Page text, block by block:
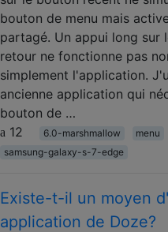
bouton de menu mais
partagé. Un appui long sur
retour ne fonctionne pas
simplement l'application.
ancienne application qui
bouton de …
12
6.0-marshmallow
menu
samsung-galaxy-s-7-edge
Existe-t-il un moyen
application de Doze?